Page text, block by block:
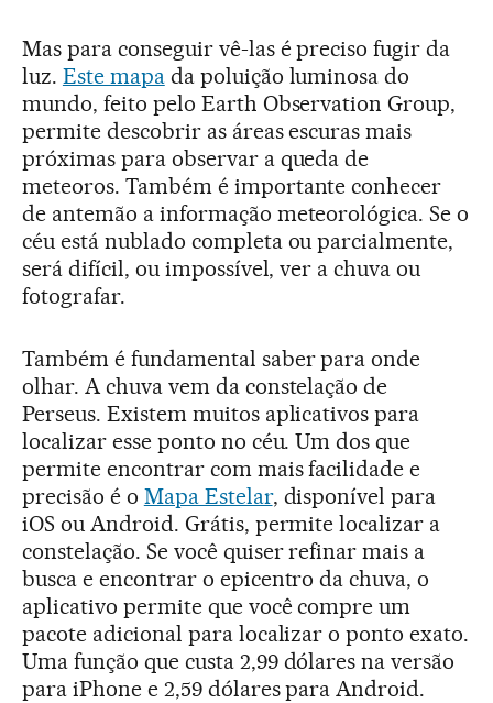
Mas para conseguir vê-las é preciso fugir da
luz. Este mapada poluição luminosa do
mundo, feito pelo Earth Observation Group,
permite descobrir as áreas escuras mais
próximas para observar a queda de
meteoros. Também é importante conhecer
de antemão a informação meteorológica. Se o
céu está nublado completa ou parcialmente,
será difícil, ou impossível, ver a chuva ou
fotografar.
Também é fundamental saber para onde
olhar. A chuva vem da constelação de
Perseus. Existem muitos aplicativos para
localizar esse ponto no céu. Um dos que
permite encontrar com mais facilidade e
precisão é o Mapa Estelar, disponível para
iOS ou Android. Grátis, permite localizar a
constelação. Se você quiser refinar mais a
busca e encontrar o epicentro da chuva, o
aplicativo permite que você compre um
pacote adicional para localizar o ponto exato.
Uma função que custa 2,99 dólares na versão
para iPhone e 2,59 dólares para Android.